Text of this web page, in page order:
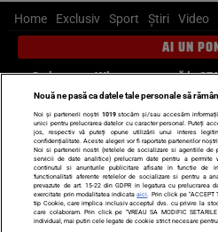
Home Exclusiv Sport Știri Video
AI UN
Scrie-ne pe Whatsapp, sună la
Știri interne Știri
Ultimele stiri
Diete Insula Iubirii
Echipa editorială
Termeni si condiții
Nouă ne pasă ca datele tale personale să
Noi și partenerii noștri 1019stocăm și/sau accesăm
unici pentru prelucrarea datelor cu caracter personal. Puteți
jos, respectiv vă puteți opune utilizării unui interes
confidențialitate. Aceste alegeri vor fi raportate partenerilor
Noi si partenerii nostri (retelele de socializare si agentiile de
servicii de date analitice) prelucram date pentru a permite
continutul si anunturile publicitare afisate in functie de
functionalitati aferente retelelor de socializare si pentru a
prevazute de art. 15-22 din GDPR in legatura cu prelucrarea
exercitate prin modalitatea indicataaici . Prin click pe
tip Cookie, care implica inclusiv acceptul dvs. cu privire la
care colaboram. Prin click pe “VREAU SA MODIFIC
individual, mai putin cele legate de cookie strict necesare